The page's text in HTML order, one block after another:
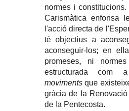
normes i
Carismàtica enfonsa
l'acció directa de
té objectius a
aconseguir-los; en
promeses, ni
estructurada com
movimentsque
gràcia de la
de la Pentecosta.